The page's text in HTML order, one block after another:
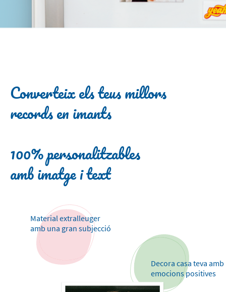
Converteix els teus millors
records en imants
100% personalitzables
amb imatge i text
Decora casa teva amb
emocions positives
Material extralleuger
amb una gran subjecció